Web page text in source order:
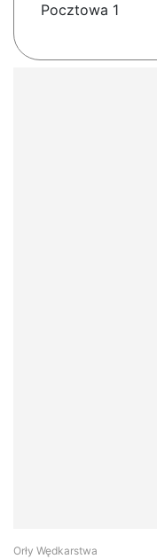
Pocztowa 1
Orły Wędkarstwa